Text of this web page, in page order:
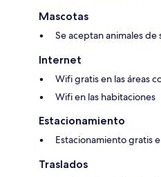
Mascotas
Se aceptan animales de
Internet
Wifi gratis en las áreas
Wifi en las habitaciones
Estacionamiento
Estacionamiento gratis
Traslados